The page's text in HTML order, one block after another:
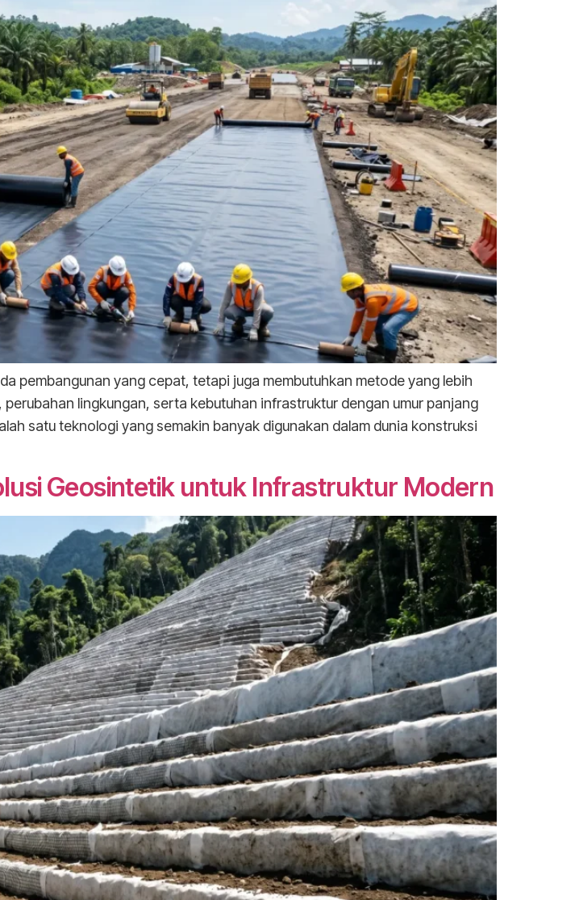
pembangunan yang cepat, tetapi juga membutuhkan metode yang lebih
lingkungan, serta kebutuhan infrastruktur dengan umur panjang
satu teknologi yang semakin banyak digunakan dalam dunia konstruksi
Geosintetik untuk Infrastruktur Modern